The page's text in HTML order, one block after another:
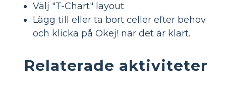
Välj "T-Chart" layout
Lägg till eller ta bort celler efter behov
och klicka på Okej! när det är klart.
Relaterade aktiviteter